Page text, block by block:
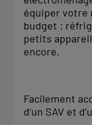
équiper votre
budget :
petits
encore.
Facilement
d’un SAV et